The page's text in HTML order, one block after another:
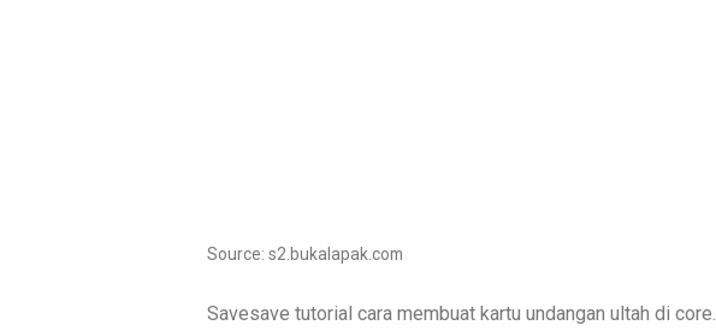
Source: s2.bukalapak.com
Savesave tutorial cara membuat kartu undangan ultah di core.